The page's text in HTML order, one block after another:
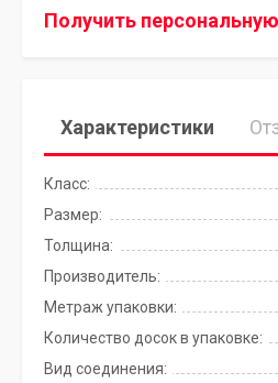
Получить
Характеристики
Класс:
Размер:
Толщина:
Производитель:
Метраж упаковки:
Количество досок в упаковке:
Вид соединения: